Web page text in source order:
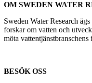
OM SWEDEN WATER
Sweden Water Research ägs
forskar om vatten och
möta
BESÖK OSS